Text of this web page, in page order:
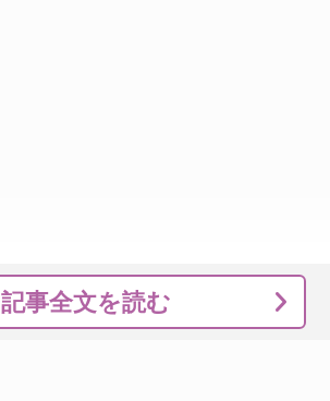
記事全文を読む